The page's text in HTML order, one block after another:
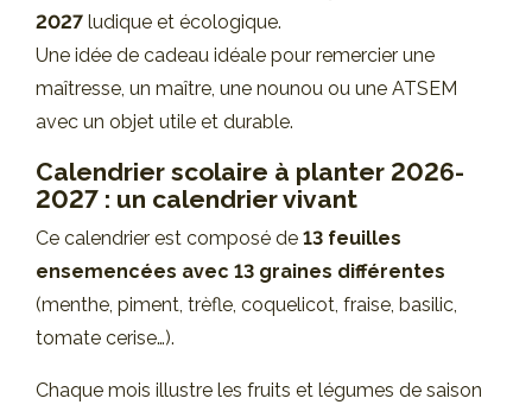
2027 ludique et écologique.
Une idée de cadeau idéale pour remercier une
maîtresse, un maître, une nounou ou une ATSEM
avec un objet utile et durable.
Calendrier scolaire à planter 2026-
2027 : un calendrier vivant
Ce calendrier est composé de 13 feuilles
ensemencées avec 13 graines différentes
(menthe, piment, trèfle, coquelicot, fraise, basilic,
tomate cerise…).
Chaque mois illustre les fruits et légumes de saison